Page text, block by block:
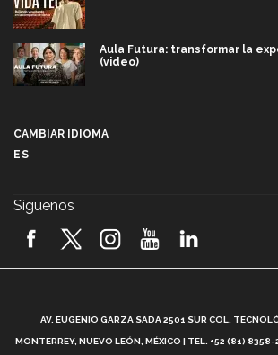
Aula Futura: transformar la
(video)
2026! (video)
¿Cómo es el Modelo Educativo
CAMBIAR IDIOMA
ES
Síguenos
AV. EUGENIO GARZA SADA 2501 SUR COL.
MONTERREY, NUEVO LEÓN, MÉXICO | TEL. +52 (81)